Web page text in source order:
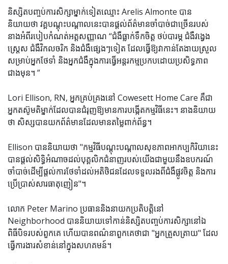
និស្សិតបញ្ចប់ការសិក្សាម្នាក់ទៀតឈ្មោះ Arelis Almonte បាន
និយាយថា វគ្គបណ្តុះបណ្តាលនេះបានផ្តល់ព័ត៌មានចាំបាច់ជាច្រើនរបស់
នាងអំពីរបៀបកំណត់អត្តសញ្ញាណ “ជំងឺធ្លាក់ទឹកចិត្ត ថប់បារម្ភ ជំងឺវង្វេង
ស្ត្រេស ជំងឺវិកលចរិក និងជំងឺផ្សេងៗទៀត ដែលធ្វើឱ្យវាកាន់តែងាយស្រួល
សម្រាប់អ្នកថែទាំ និងអ្នកជំងឺក្នុងការធ្វើអន្តរកម្មប្រកបដោយប្រសិទ្ធភាព
ជាងមុន។ ”
Lori Ellison, RN, អ្នកគ្រប់គ្រងនៅ Cowesett Home Care គឺជា
អ្នកតស៊ូមតិម្នាក់ដែលបានជំរុញឱ្យមានការបង្កើតកម្មវិធីនេះ។ នាង​និយាយ​
ថា សិស្ស​បាន​យក​ព័ត៌មាន​ដែល​មាន​តម្លៃ​ពាក់ព័ន្ធ។
Ellison បាននិយាយថា "កម្មវិធីបណ្តុះបណ្តាលសុខភាពអាកប្បកិរិយានេះ
បានផ្តល់សិទ្ធិអំណាចដល់បុគ្គលិកជំនាញរបស់យើងជាមួយនឹងឧបករណ៍
ចាំបាច់ដើម្បីផ្តល់ការថែទាំដល់អតិថិជនដែលទទួលរងពីជំងឺផ្លូវចិត្ត និងការ
ប្រើប្រាស់សារធាតុញៀន"។
លោក Peter Marino ប្រធាននិងនាយកប្រតិបត្តិនៅ
Neighborhood បាននិយាយទៅកាន់និស្សិតបញ្ចប់ការសិក្សានៅឯ
ពិធីបិទរបស់ពួកគេ ហើយបានពណ៌នាពួកគេថាជា "អ្នកត្រួសត្រាយ" ដែល
ធ្វើការងារសំខាន់នៅក្នុងសហគមន៍។